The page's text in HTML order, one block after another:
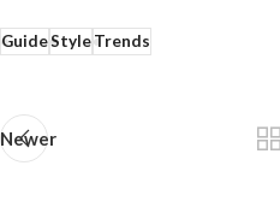
GuideStyleTrends
Newer